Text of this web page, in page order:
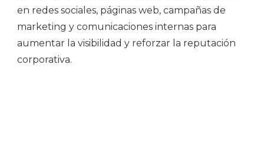
en redes sociales, páginas web, campañas de
marketing y comunicaciones internas para
aumentar la visibilidad y reforzar la reputación
corporativa.